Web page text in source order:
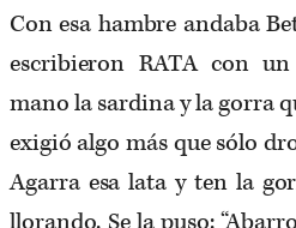
Con esa hambre andaba
escribieron RATA con
mano la sardina y la gorra
exigió algo más que sólo
Agarra esa lata y ten la